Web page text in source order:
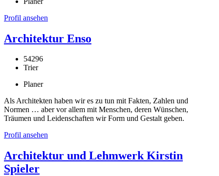
Profil ansehen
Architektur Enso
54296
Trier
Planer
Als Architekten haben wir es zu tun mit Fakten, Zahlen und
Normen … aber vor allem mit Menschen, deren Wünschen,
Träumen und Leidenschaften wir Form und Gestalt geben.
Profil ansehen
Architektur und Lehmwerk Kirstin
Spieler